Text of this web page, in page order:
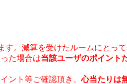
。減算を受けたルームにとっ
た場合は当該ユーザのポイント
ント等ご確認頂き、心当たりは